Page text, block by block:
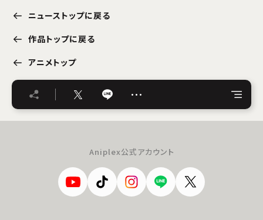
ニューストップに戻る
作品トップに戻る
アニメトップ
…
Aniplex公式アカウント